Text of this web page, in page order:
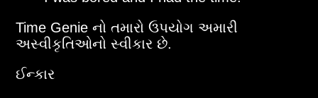
Time Genie નો તમારો ઉપયોગ અમારી
અસ્વીકૃતિઓનો સ્વીકાર છે.
ઈન્કાર